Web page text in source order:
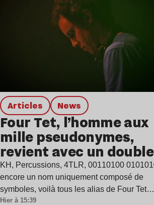
Articles news
Four Tet, l’homme aux
mille pseudonymes,
revient avec un double
single
KH, Percussions, 4TLR, 00110100
encore un nom uniquement composé de
symboles, voilà tous les alias de Four Tet…
Hier à 15:39